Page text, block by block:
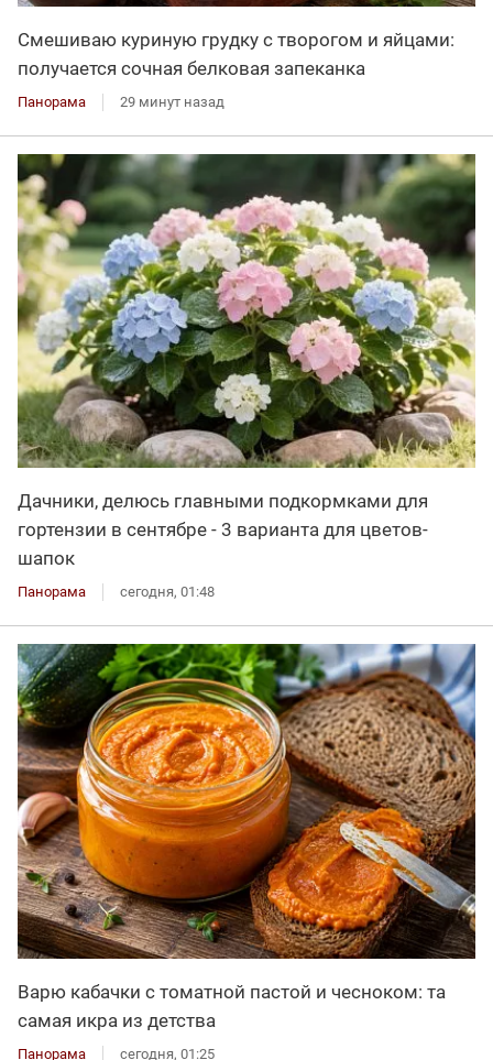
Смешиваю куриную грудку с творогом и яйцами:
получается сочная белковая запеканка
Панорама 29 минут назад
Дачники, делюсь главными подкормками для
гортензии в сентябре - 3 варианта для цветов-
шапок
Панорама сегодня, 01:48
Варю кабачки с томатной пастой и чесноком: та
самая икра из детства
Панорама сегодня, 01:25